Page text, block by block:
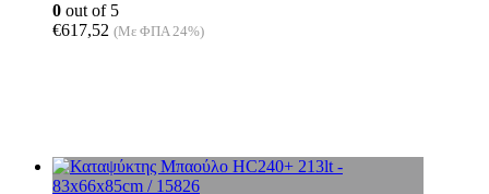
0 out of 5
€617,52 (Με ΦΠΑ 24%)